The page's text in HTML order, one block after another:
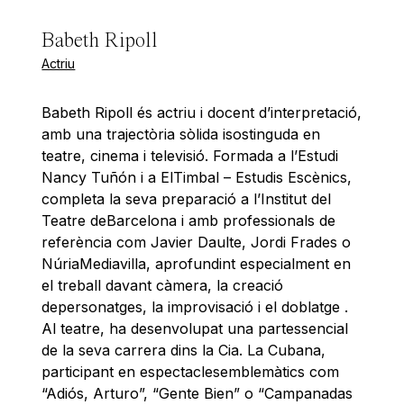
Babeth Ripoll
Actriu
Babeth Ripoll és actriu i docent d’interpretació,
amb una trajectòria sòlida isostinguda en
teatre, cinema i televisió. Formada a l’Estudi
Nancy Tuñón i a ElTimbal – Estudis Escènics,
completa la seva preparació a l’Institut del
Teatre deBarcelona i amb professionals de
referència com Javier Daulte, Jordi Frades o
NúriaMediavilla, aprofundint especialment en
el treball davant càmera, la creació
depersonatges, la improvisació i el doblatge .
Al teatre, ha desenvolupat una partessencial
de la seva carrera dins la Cia. La Cubana,
participant en espectaclesemblemàtics com
“Adiós, Arturo”, “Gente Bien” o “Campanadas